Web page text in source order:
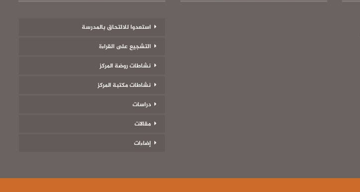
استعدوا للالتحاق بالمدرسة
التشجيع على القراءة
نشاطات روضة المركز
نشاطات مكتبة المركز
دراسات
مقالات
إضاءات